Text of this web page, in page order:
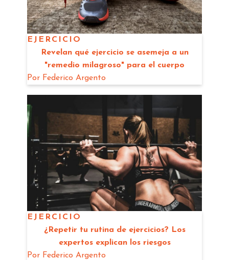
EJERCICIO
Revelan qué ejercicio se asemeja a un
"remedio milagroso" para el cuerpo
Por Federico Argento
EJERCICIO
¿Repetir tu rutina de ejercicios? Los
expertos explican los riesgos
Por Federico Argento